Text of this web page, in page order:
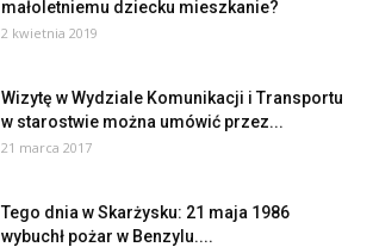
małoletniemu dziecku mieszkanie?
2 kwietnia 2019
Wizytę w Wydziale Komunikacji i Transportu
w starostwie można umówić przez...
21 marca 2017
Tego dnia w Skarżysku: 21 maja 1986
wybuchł pożar w Benzylu....